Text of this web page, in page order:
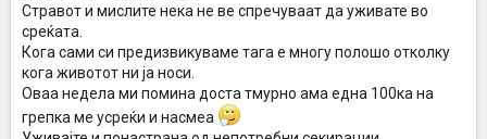
Стравот и мислите нека не ве спречуваат да уживате во
среќата.
Кога сами си предизвикуваме тага е многу полошо отколку
кога животот ни ја носи.
Оваа недела ми помина доста тмурно ама една 100ка на
грепка ме усреќи и насмеа